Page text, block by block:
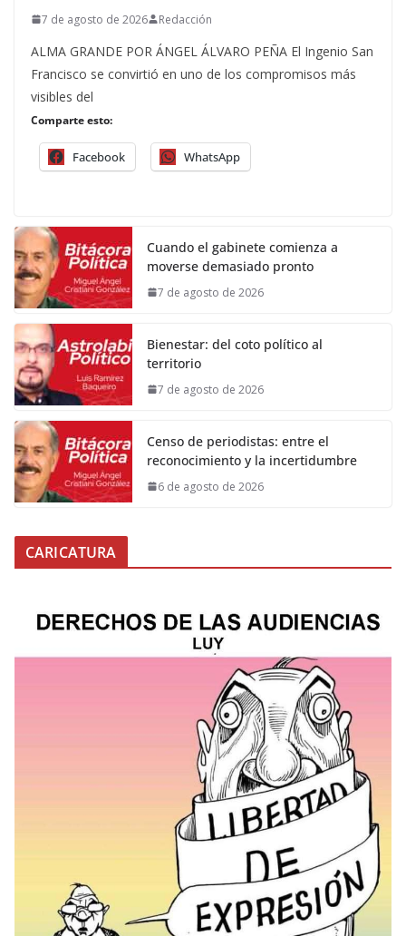
7 de agosto de 2026 Redacción
ALMA GRANDE POR ÁNGEL ÁLVARO PEÑA El Ingenio San
Francisco se convirtió en uno de los compromisos más
visibles del
Comparte esto:
Facebook WhatsApp
Cuando el gabinete comienza a
moverse demasiado pronto
7 de agosto de 2026
Bienestar: del coto político al
territorio
7 de agosto de 2026
Censo de periodistas: entre el
reconocimiento y la incertidumbre
6 de agosto de 2026
CARICATURA